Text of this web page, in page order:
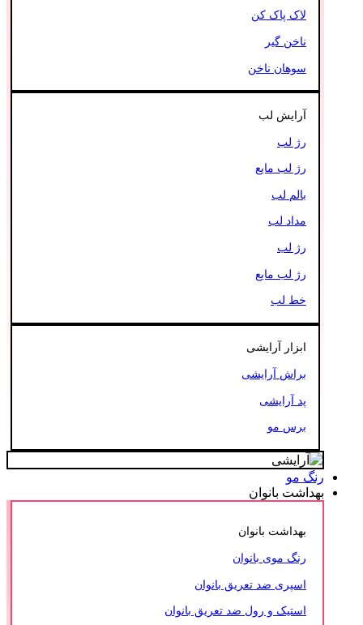
لاک پاک کن
ناخن گیر
سوهان ناخن
آرایش لب
رژ لب
رژ لب مایع
بالم لب
مداد لب
رژ لب
رژ لب مایع
خط لب
ابزار آرایشی
براش آرایشی
پد آرایشی
برس مو
رنگ مو
بهداشت بانوان
بهداشت بانوان
رنگ موی بانوان
اسپری ضد تعریق بانوان
استیک و رول ضد تعریق بانوان